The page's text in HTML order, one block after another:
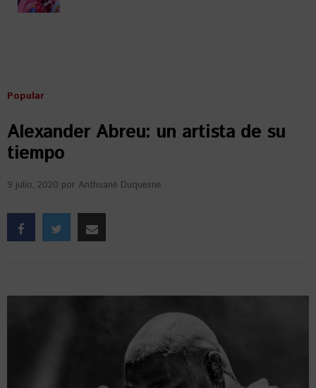
Popular
Alexander Abreu: un artista de su
tiempo
9 julio, 2020 por Anthuané Duquesne